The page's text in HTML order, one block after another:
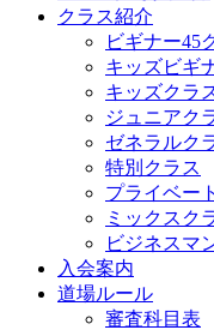
クラス紹介
ビギナー45
キッズビギ
キッズクラ
ジュニアク
ゼネラルク
特別クラス
プライベー
ミックスク
ビジネスマ
入会案内
道場ルール
審査科目表